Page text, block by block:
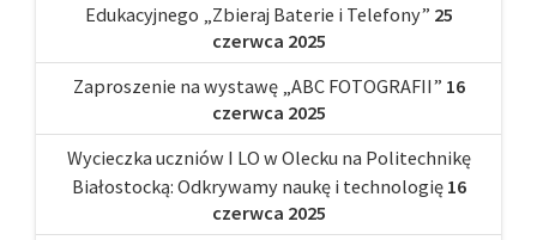
Edukacyjnego „Zbieraj Baterie i Telefony” 25
czerwca 2025
Zaproszenie na wystawę „ABC FOTOGRAFII” 16
czerwca 2025
Wycieczka uczniów I LO w Olecku na Politechnikę
Białostocką: Odkrywamy naukę i technologię 16
czerwca 2025